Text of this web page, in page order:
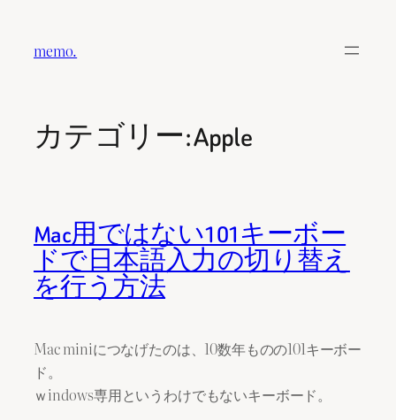
memo.
カテゴリー:Apple
Mac用ではない101キーボー
ドで日本語入力の切り替え
を行う方法
Mac miniにつなげたのは、10数年ものの101キーボー
ド。
ｗindows専用というわけでもないキーボード。